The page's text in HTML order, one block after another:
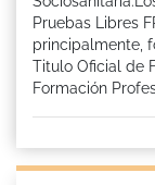
Pruebas Libres
principalmente,
Titulo Oficial de
Formación